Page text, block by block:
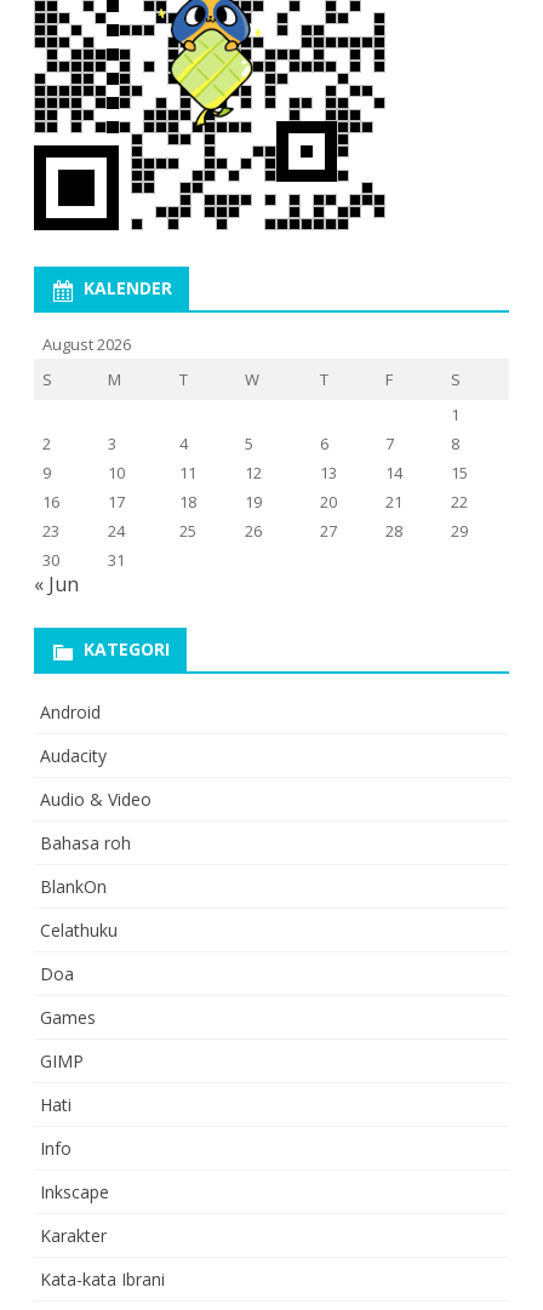
KALENDER
August 2026
S
M T W T F
S
1
2
3 4 5 6 7
8
9
10 11 12 13 14
15
16
17 18 19 20 21
22
23
24 25 26 27 28
29
30
31
« Jun
KATEGORI
Android
Audacity
Audio & Video
Bahasa roh
BlankOn
Celathuku
Doa
Games
GIMP
Hati
Info
Inkscape
Karakter
Kata-kata Ibrani